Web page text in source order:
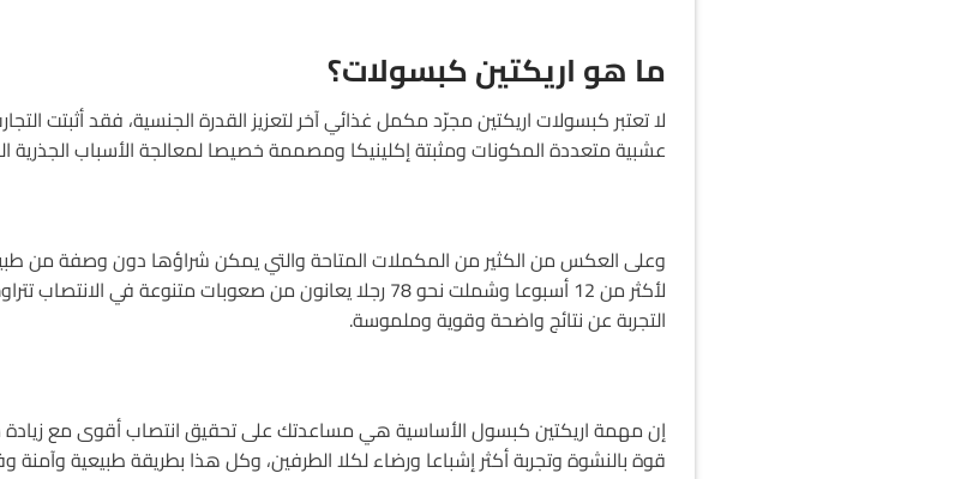
ما هو اريكتين كبسولات؟
لا تعتبر كبسولات اريكتين مجرّد مكمل غذائي آخر لتعزيز القدرة الجنسية، فقد أثبتت
عشبية متعددة المكونات ومثبتة إكلينيكا ومصممة خصيصا لمعالجة الأسباب
وعلى العكس من الكثير من المكملات المتاحة والتي يمكن شراؤها دون وصفة من
لأكثر من 12 أسبوعا وشملت نحو 78 رجلا يعانون من صعوبات متنوعة
التجربة عن نتائج واضحة وقوية وملموسة.
إن مهمة اريكتين كبسول الأساسية هي مساعدتك على تحقيق انتصاب أقوى مع زيادة
قوة بالنشوة وتجربة أكثر إشباعا ورضاء لكلا الطرفين، وكل هذا بطريقة طبيعية وآمنة